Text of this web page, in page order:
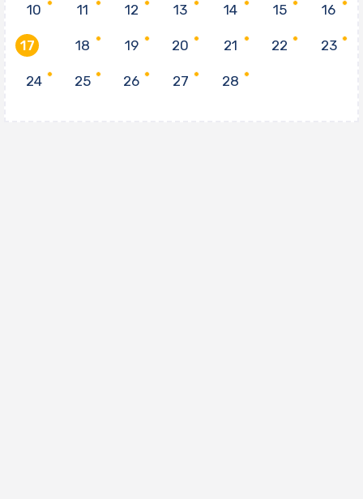
10 11 12 13 14 15 16
17 18 19 20 21 22 23
24 25 26 27 28